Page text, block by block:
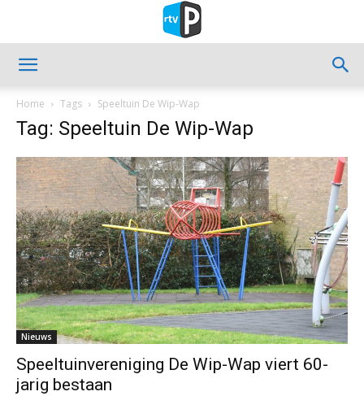
Home Tags Speeltuin De Wip-Wap
Tag: Speeltuin De Wip-Wap
Nieuws
Speeltuinvereniging De Wip-Wap viert 60-
jarig bestaan